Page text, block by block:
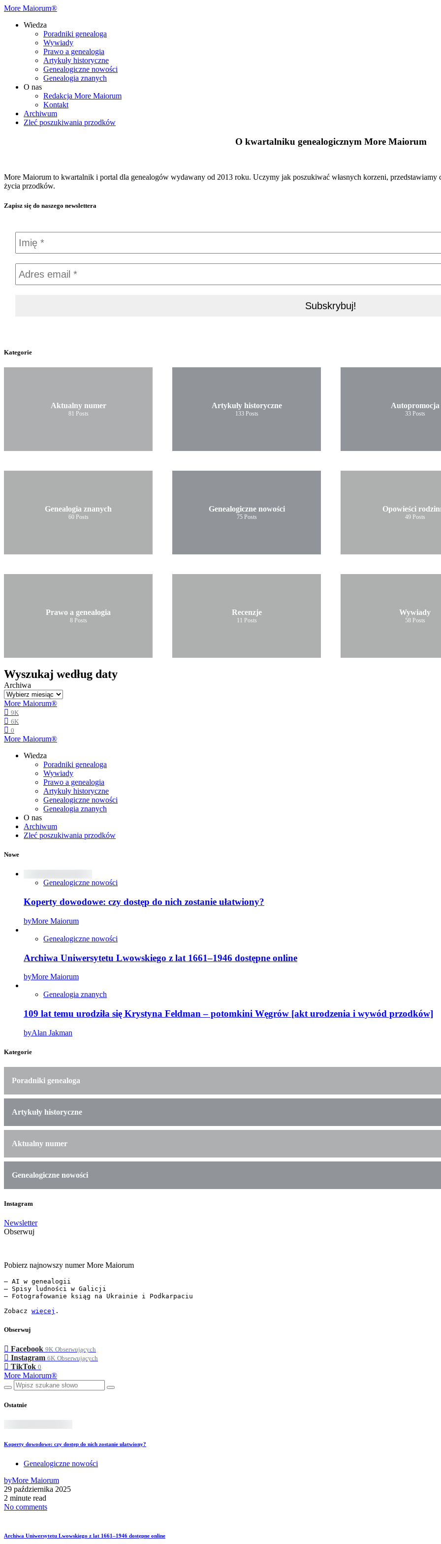
More Maiorum®
Wiedza
Poradniki genealoga
Wywiady
Prawo a genealogia
Artykuły historyczne
Genealogiczne nowości
Genealogia znanych
O nas
Redakcja More Maiorum
Kontakt
Archiwum
Zleć poszukiwania przodków
O kwartalniku genealogicznym More Maiorum
More Maiorum to kwartalnik i portal dla genealogów wydawany od 2013 roku. Uczymy jak poszukiwać własnych korzeni, przedstawiamy
życia przodków.
Zapisz się do naszego newslettera
Kategorie
Aktualny numer
81 Posts
Artykuły historyczne
133 Posts
Autopromocja
33 Posts
Genealogia znanych
60 Posts
Genealogiczne nowości
75 Posts
Opowieści
49 Posts
Prawo a genealogia
8 Posts
Recenzje
11 Posts
Wywiady
58 Posts
Wyszukaj według daty
Archiwa
More Maiorum®
9K
6K
0
More Maiorum®
Wiedza
Poradniki genealoga
Wywiady
Prawo a genealogia
Artykuły historyczne
Genealogiczne nowości
Genealogia znanych
O nas
Archiwum
Zleć poszukiwania przodków
Nowe
Genealogiczne nowości
Koperty dowodowe: czy dostęp do nich zostanie ułatwiony?
byMore Maiorum
Genealogiczne nowości
Archiwa Uniwersytetu Lwowskiego z lat 1661–1946 dostępne online
byMore Maiorum
Genealogia znanych
109 lat temu urodziła się Krystyna Feldman – potomkini Węgrów [akt urodzenia i wywód przodków]
byAlan Jakman
Kategorie
Poradniki genealoga
Artykuły historyczne
Aktualny numer
Genealogiczne nowości
Instagram
Newsletter
Obserwuj
Pobierz najnowszy numer More Maiorum
— AI w genealogii
— Spisy ludności w Galicji
— Fotografowanie ksiąg na Ukrainie i Podkarpaciu
Zobacz więcej .
Obserwuj
Facebook 9K Obserwujących
Instagram 6K Obserwujących
TikTok 0
More Maiorum®
Ostatnie
Koperty dowodowe: czy dostęp do nich zostanie ułatwiony?
Genealogiczne nowości
byMore Maiorum
29 października 2025
2 minute read
No comments
Archiwa Uniwersytetu Lwowskiego z lat 1661–1946 dostępne online